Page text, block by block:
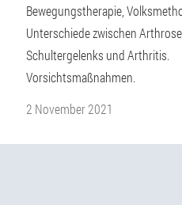
Bewegungstherapie,
Unterschiede zwischen
Schultergelenks und Arthritis.
Vorsichtsmaßnahmen.
2 November 2021